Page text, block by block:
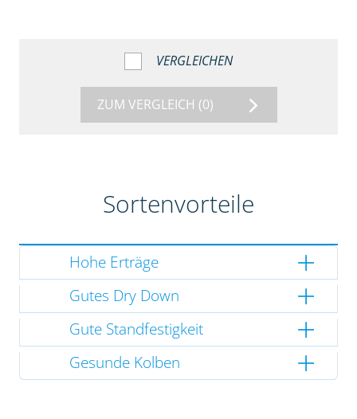
VERGLEICHEN
ZUM VERGLEICH (0)
Sortenvorteile
Hohe Erträge
Gutes Dry Down
Gute Standfestigkeit
Gesunde Kolben